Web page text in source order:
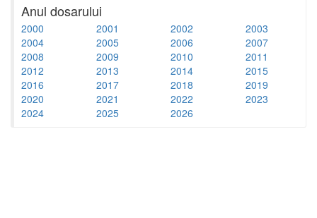
Anul dosarului
2000 2001 2002
2003
2004
2005 2006
2007
2008
2009 2010
2011
2012
2013 2014
2015
2016
2017 2018
2019
2020
2021 2022
2023
2024
2025 2026